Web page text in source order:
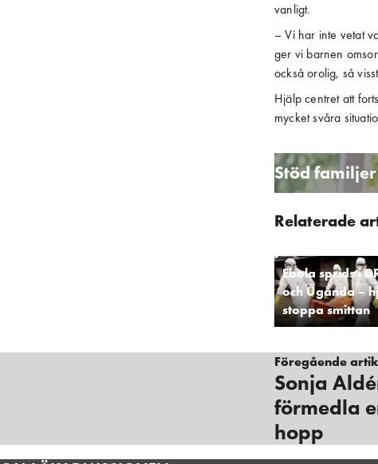
vanligt.
– Vi har inte vetat
ger vi barnen
också orolig, så
Hjälp centret att
mycket svåra
Stöd
Relaterade
Ebola sprids i
och Uganda –
stoppa smittan
Föregående
Sonja
förmedla
hopp